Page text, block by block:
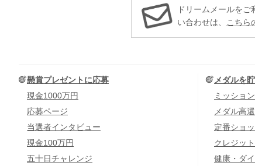
ドリームメールを
い合わせは、
こちら
懸賞プレゼントに応募
現金1000万円
応募ページ
当選者インタビュー
現金100万円
五十日チャレンジ
メダルを
ミッショ
メダル高
定番ショ
クレジッ
健康・ダ